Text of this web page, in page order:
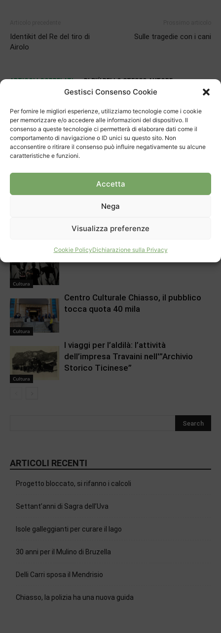
Gestisci Consenso Cookie
Per fornire le migliori esperienze, utilizziamo tecnologie come i cookie
per memorizzare e/o accedere alle informazioni del dispositivo. Il
consenso a queste tecnologie ci permetterà di elaborare dati come il
comportamento di navigazione o ID unici su questo sito. Non
acconsentire o ritirare il consenso può influire negativamente su alcune
caratteristiche e funzioni.
Accetta
Nega
Visualizza preferenze
Cookie PolicyDichiarazione sulla Privacy
Identikit del Re del tiro di
Airolo
Sulle tragedie con i cani
ARTICOLI CORRELATI DI PIÙ DELLO STESSO AUTORE
Cultura
30 anni per il Mulino di Bruzella
Aprire spiragli ai più piccoli
Dieci anni di parco archeologico a
Cultura
Voci nuove al Festival di Arzo
Cultura
Centro Culturale Chiasso, il pubblico
tocca quota 40 mila
Cultura
I viaggi per l’aldilà: l’attività
dell’impresa Travaini nell'”Archivio
Storico Ticinese”
ARTICOLI RECENTI
Progetto bloccato, si rifanno i calcoli
Settant’anni di Sagra dell’Uva
Isole galleggianti per curare il lago
30 anni per il Mulino di Bruzella
Delli Carri sposa il Mendrisio
Chiasso, la polizia ha una nuova guida